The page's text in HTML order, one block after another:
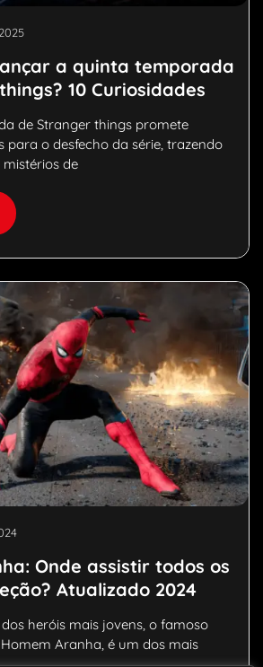
a quinta temporada
10 Curiosidades
de Stranger things promete
para o desfecho da série, trazendo
de
Onde assistir todos os
Atualizado 2024
heróis mais jovens, o famoso
Aranha, é um dos mais